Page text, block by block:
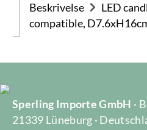
Beskrivelse
LED
compatible,
Sperling Importe GmbH ·
21339 Lüneburg ·